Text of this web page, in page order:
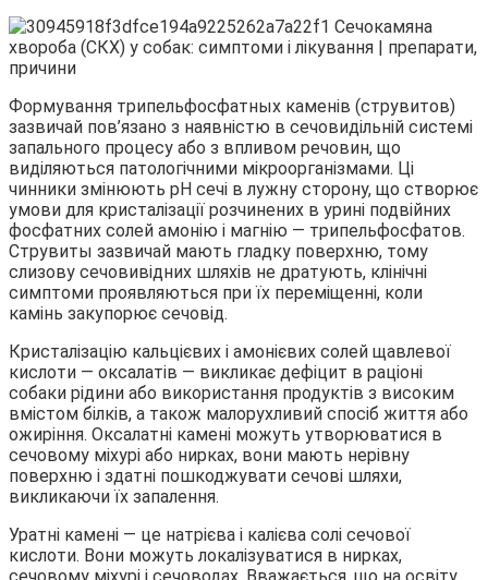
Формування трипельфосфатных каменів (струвитов)
зазвичай пов’язано з наявністю в сечовидільній системі
запального процесу або з впливом речовин, що
виділяються патологічними мікроорганізмами. Ці
чинники змінюють рН сечі в лужну сторону, що створює
умови для кристалізації розчинених в урині подвійних
фосфатних солей амонію і магнію ― трипельфосфатов.
Струвиты зазвичай мають гладку поверхню, тому
слизову сечовивідних шляхів не дратують, клінічні
симптоми проявляються при їх переміщенні, коли
камінь закупорює сечовід.
Кристалізацію кальцієвих і амонієвих солей щавлевої
кислоти ― оксалатів ― викликає дефіцит в раціоні
собаки рідини або використання продуктів з високим
вмістом білків, а також малорухливий спосіб життя або
ожиріння. Оксалатні камені можуть утворюватися в
сечовому міхурі або нирках, вони мають нерівну
поверхню і здатні пошкоджувати сечові шляхи,
викликаючи їх запалення.
Уратні камені ― це натрієва і калієва солі сечової
кислоти. Вони можуть локалізуватися в нирках,